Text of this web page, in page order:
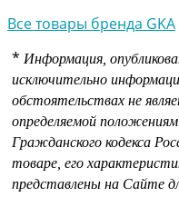
Все товары бренда GKA
* Информация,
исключительно
обстоятельствах не
определяемой
Гражданского кодекса
товаре, его
представлены на Сайте